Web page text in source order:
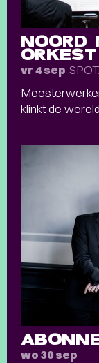
NOORD
ORKEST
vr 4 sep
klinkt de
wo 30 sep